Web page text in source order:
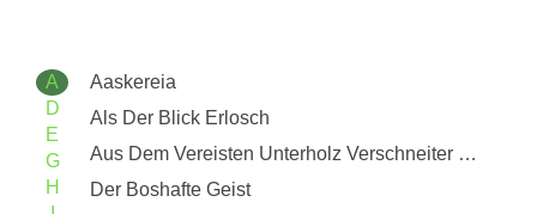
A
D
E
G
H
Aaskereia
Als Der Blick Erlosch
Aus Dem Vereisten Unterholz Verschneiter Wälder
Der Boshafte Geist